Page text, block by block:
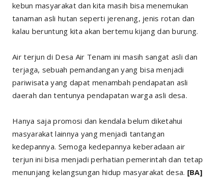
kebun masyarakat dan kita masih bisa menemukan
tanaman asli hutan seperti jerenang, jenis rotan dan
kalau beruntung kita akan bertemu kijang dan burung.
Air terjun di Desa Air Tenam ini masih sangat asli dan
terjaga, sebuah pemandangan yang bisa menjadi
pariwisata yang dapat menambah pendapatan asli
daerah dan tentunya pendapatan warga asli desa.
Hanya saja promosi dan kendala belum diketahui
masyarakat lainnya yang menjadi tantangan
kedepannya. Semoga kedepannya keberadaan air
terjun ini bisa menjadi perhatian pemerintah dan tetap
menunjang kelangsungan hidup masyarakat desa. [BA]